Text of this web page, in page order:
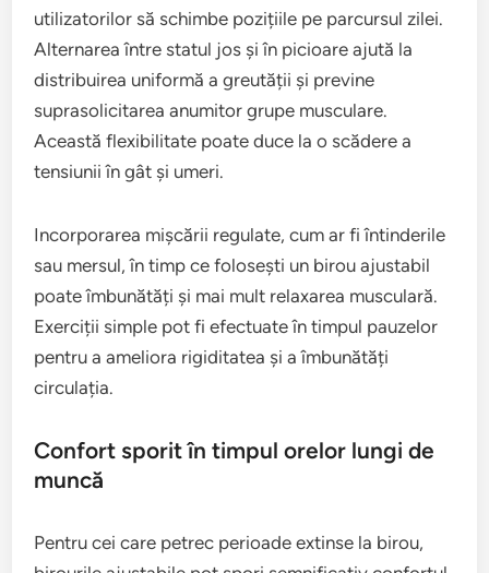
utilizatorilor să schimbe pozițiile pe parcursul zilei.
Alternarea între statul jos și în picioare ajută la
distribuirea uniformă a greutății și previne
suprasolicitarea anumitor grupe musculare.
Această flexibilitate poate duce la o scădere a
tensiunii în gât și umeri.
Incorporarea mișcării regulate, cum ar fi întinderile
sau mersul, în timp ce folosești un birou ajustabil
poate îmbunătăți și mai mult relaxarea musculară.
Exerciții simple pot fi efectuate în timpul pauzelor
pentru a ameliora rigiditatea și a îmbunătăți
circulația.
Confort sporit în timpul orelor lungi de
muncă
Pentru cei care petrec perioade extinse la birou,